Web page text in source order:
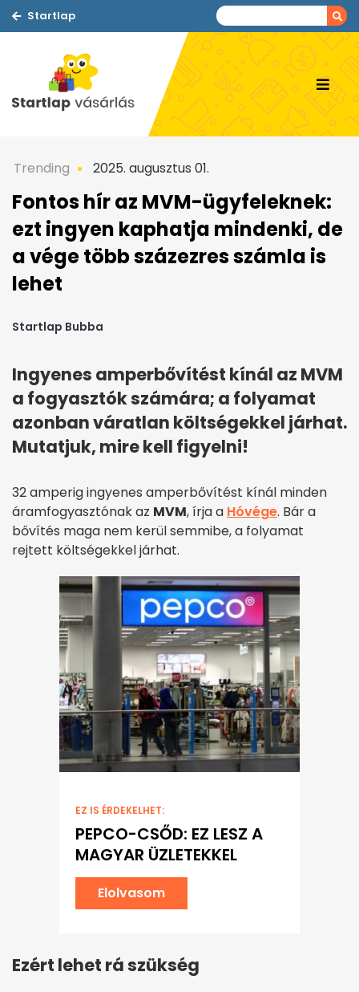
Startlap
Trending 2025. augusztus 01.
Fontos hír az MVM-ügyfeleknek:
ezt ingyen kaphatja mindenki, de
a vége több százezres számla is
lehet
Startlap Bubba
Ingyenes amperbővítést kínál az MVM
a fogyasztók számára; a folyamat
azonban váratlan költségekkel járhat.
Mutatjuk, mire kell figyelni!
32 amperig ingyenes amperbővítést kínál minden
áramfogyasztónak az MVM, írja a Hóvége. Bár a
bővítés maga nem kerül semmibe, a folyamat
rejtett költségekkel járhat.
EZ IS ÉRDEKELHET:
PEPCO-CSŐD: EZ LESZ A
MAGYAR ÜZLETEKKEL
Elolvasom
Ezért lehet rá szükség